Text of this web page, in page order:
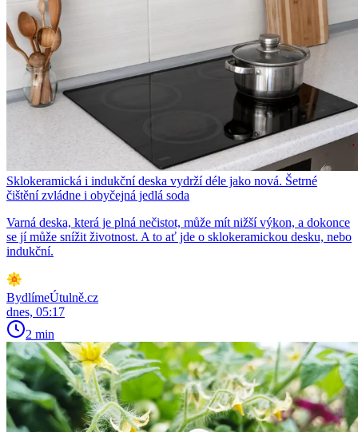
Sklokeramická i indukční deska vydrží déle jako nová. Šetrné
čištění zvládne i obyčejná jedlá soda
Varná deska, která je plná nečistot, může mít nižší výkon, a dokonce
se jí může snížit životnost. A to ať jde o sklokeramickou desku, nebo
indukční.
BydlímeÚtulně.cz
dnes, 05:17
2 min